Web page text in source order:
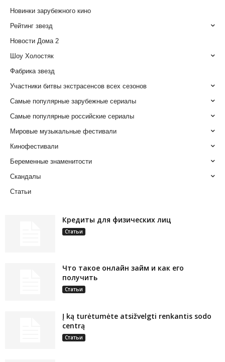
Новинки зарубежного кино
Рейтинг звезд
Новости Дома 2
Шоу Холостяк
Фабрика звезд
Участники битвы экстрасенсов всех сезонов
Самые популярные зарубежные сериалы
Самые популярные российские сериалы
Мировые музыкальные фестивали
Кинофестивали
Беременные знаменитости
Скандалы
Статьи
Кредиты для физических лиц
Статьи
Что такое онлайн займ и как его
получить
Статьи
Į ką turėtumėte atsižvelgti renkantis sodo
centrą
Статьи